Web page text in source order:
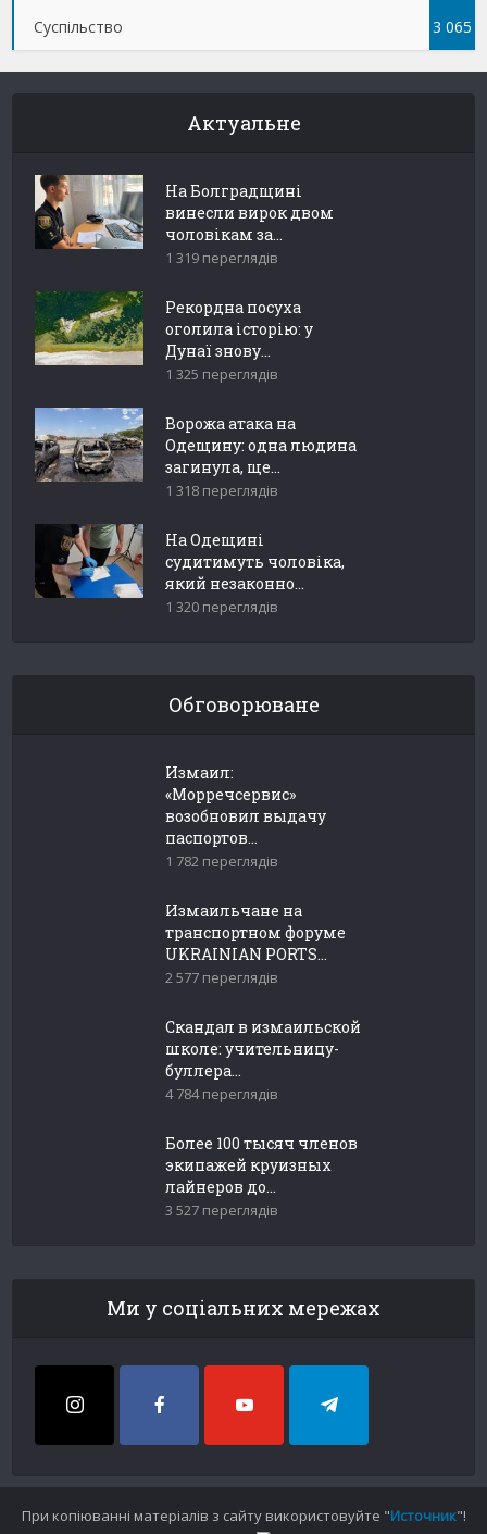
Суспільство 3 065
Актуальне
На Болградщині
винесли вирок двом
чоловікам за...
1 319 переглядів
Рекордна посуха
оголила історію: у
Дунаї знову...
1 325 переглядів
Ворожа атака на
Одещину: одна людина
загинула, ще...
1 318 переглядів
На Одещині
судитимуть чоловіка,
який незаконно...
1 320 переглядів
Обговорюване
Измаил:
«Морречсервис»
возобновил выдачу
паспортов...
1 782 переглядів
Измаильчане на
транспортном форуме
UKRAINIAN PORTS...
2 577 переглядів
Скандал в измаильской
школе: учительницу-
буллера...
4 784 переглядів
Более 100 тысяч членов
экипажей круизных
лайнеров до...
3 527 переглядів
Ми у соціальних мережах
При копіюванні матеріалів з сайту використовуйте "Источник"!